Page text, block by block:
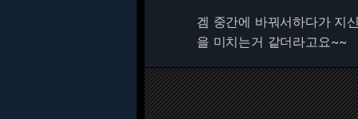
겜 중간에 바꿔서하다가 지
을 미치는거 같더라고요~~